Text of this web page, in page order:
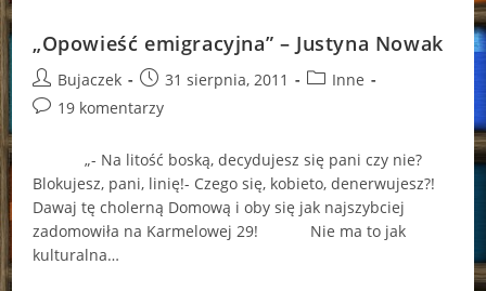
„Opowieść emigracyjna” – Justyna Nowak
Post
author:
Bujaczek
Post
published:
31 sierpnia, 2011
PostInne
Post19 komentarzy
„- Na litość boską, decydujesz się pani czy nie?
Blokujesz, pani, linię!- Czego się, kobieto, denerwujesz?!
Dawaj tę cholerną Domową i oby się jak najszybciej
zadomowiła na Karmelowej 29! Nie ma to jak
kulturalna…